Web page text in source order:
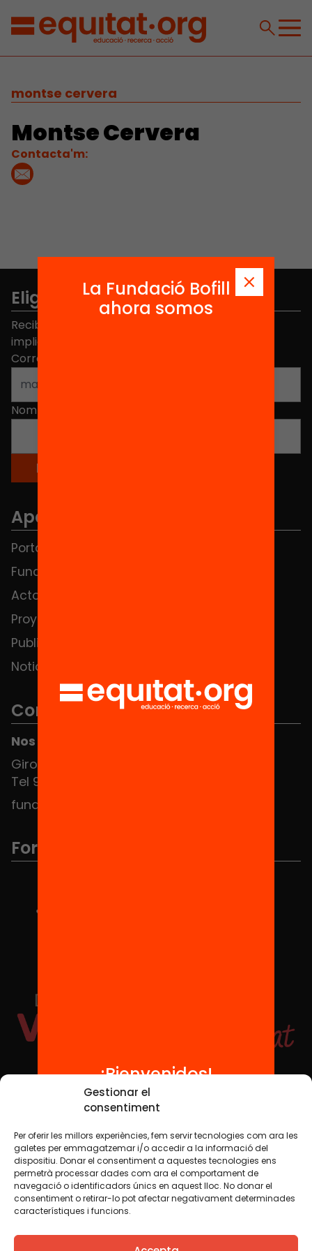
Gestionar el
consentiment
Per oferir les millors experiències, fem servir tecnologies com ara les
galetes per emmagatzemar i/o accedir a la informació del
dispositiu. Donar el consentiment a aquestes tecnologies ens
permetrà processar dades com ara el comportament de
navegació o identificadors únics en aquest lloc. No donar el
consentiment o retirar-lo pot afectar negativament determinades
característiques i funcions.
montse cervera
Montse Cervera
Contacta'm:
Elige equidad
Recibe contenidos, iniciativas y proyectos para
implicarte.
Correo electrónico
Nombre
Apartados
Portada
Fundación
Actos
Proyectos
Publicaciones y vídeos
Noticias
Contacto
Nos puedes encontrar en el HUB Social
Girona 34, interior 08010 Barcelona
Tel 934 588 700
fundacio@equitat.org
Formamos parte de...
Redes sociales
TWT YTB IG FB IN
Aviso legalPolítica de cookies
Creemos que el conocimiento debe compartirse. Por eso
La Fundació Bofill
ahora somos
¡Bienvenidos!